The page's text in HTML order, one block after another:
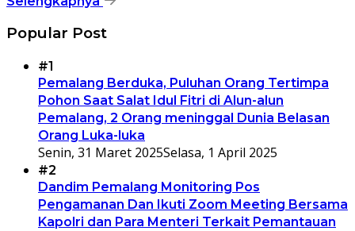
Popular Post
#1
Pemalang Berduka, Puluhan Orang Tertimpa
Pohon Saat Salat Idul Fitri di Alun-alun
Pemalang, 2 Orang meninggal Dunia Belasan
Orang Luka-luka
Senin, 31 Maret 2025Selasa, 1 April 2025
#2
Dandim Pemalang Monitoring Pos
Pengamanan Dan Ikuti Zoom Meeting Bersama
Kapolri dan Para Menteri Terkait Pemantauan